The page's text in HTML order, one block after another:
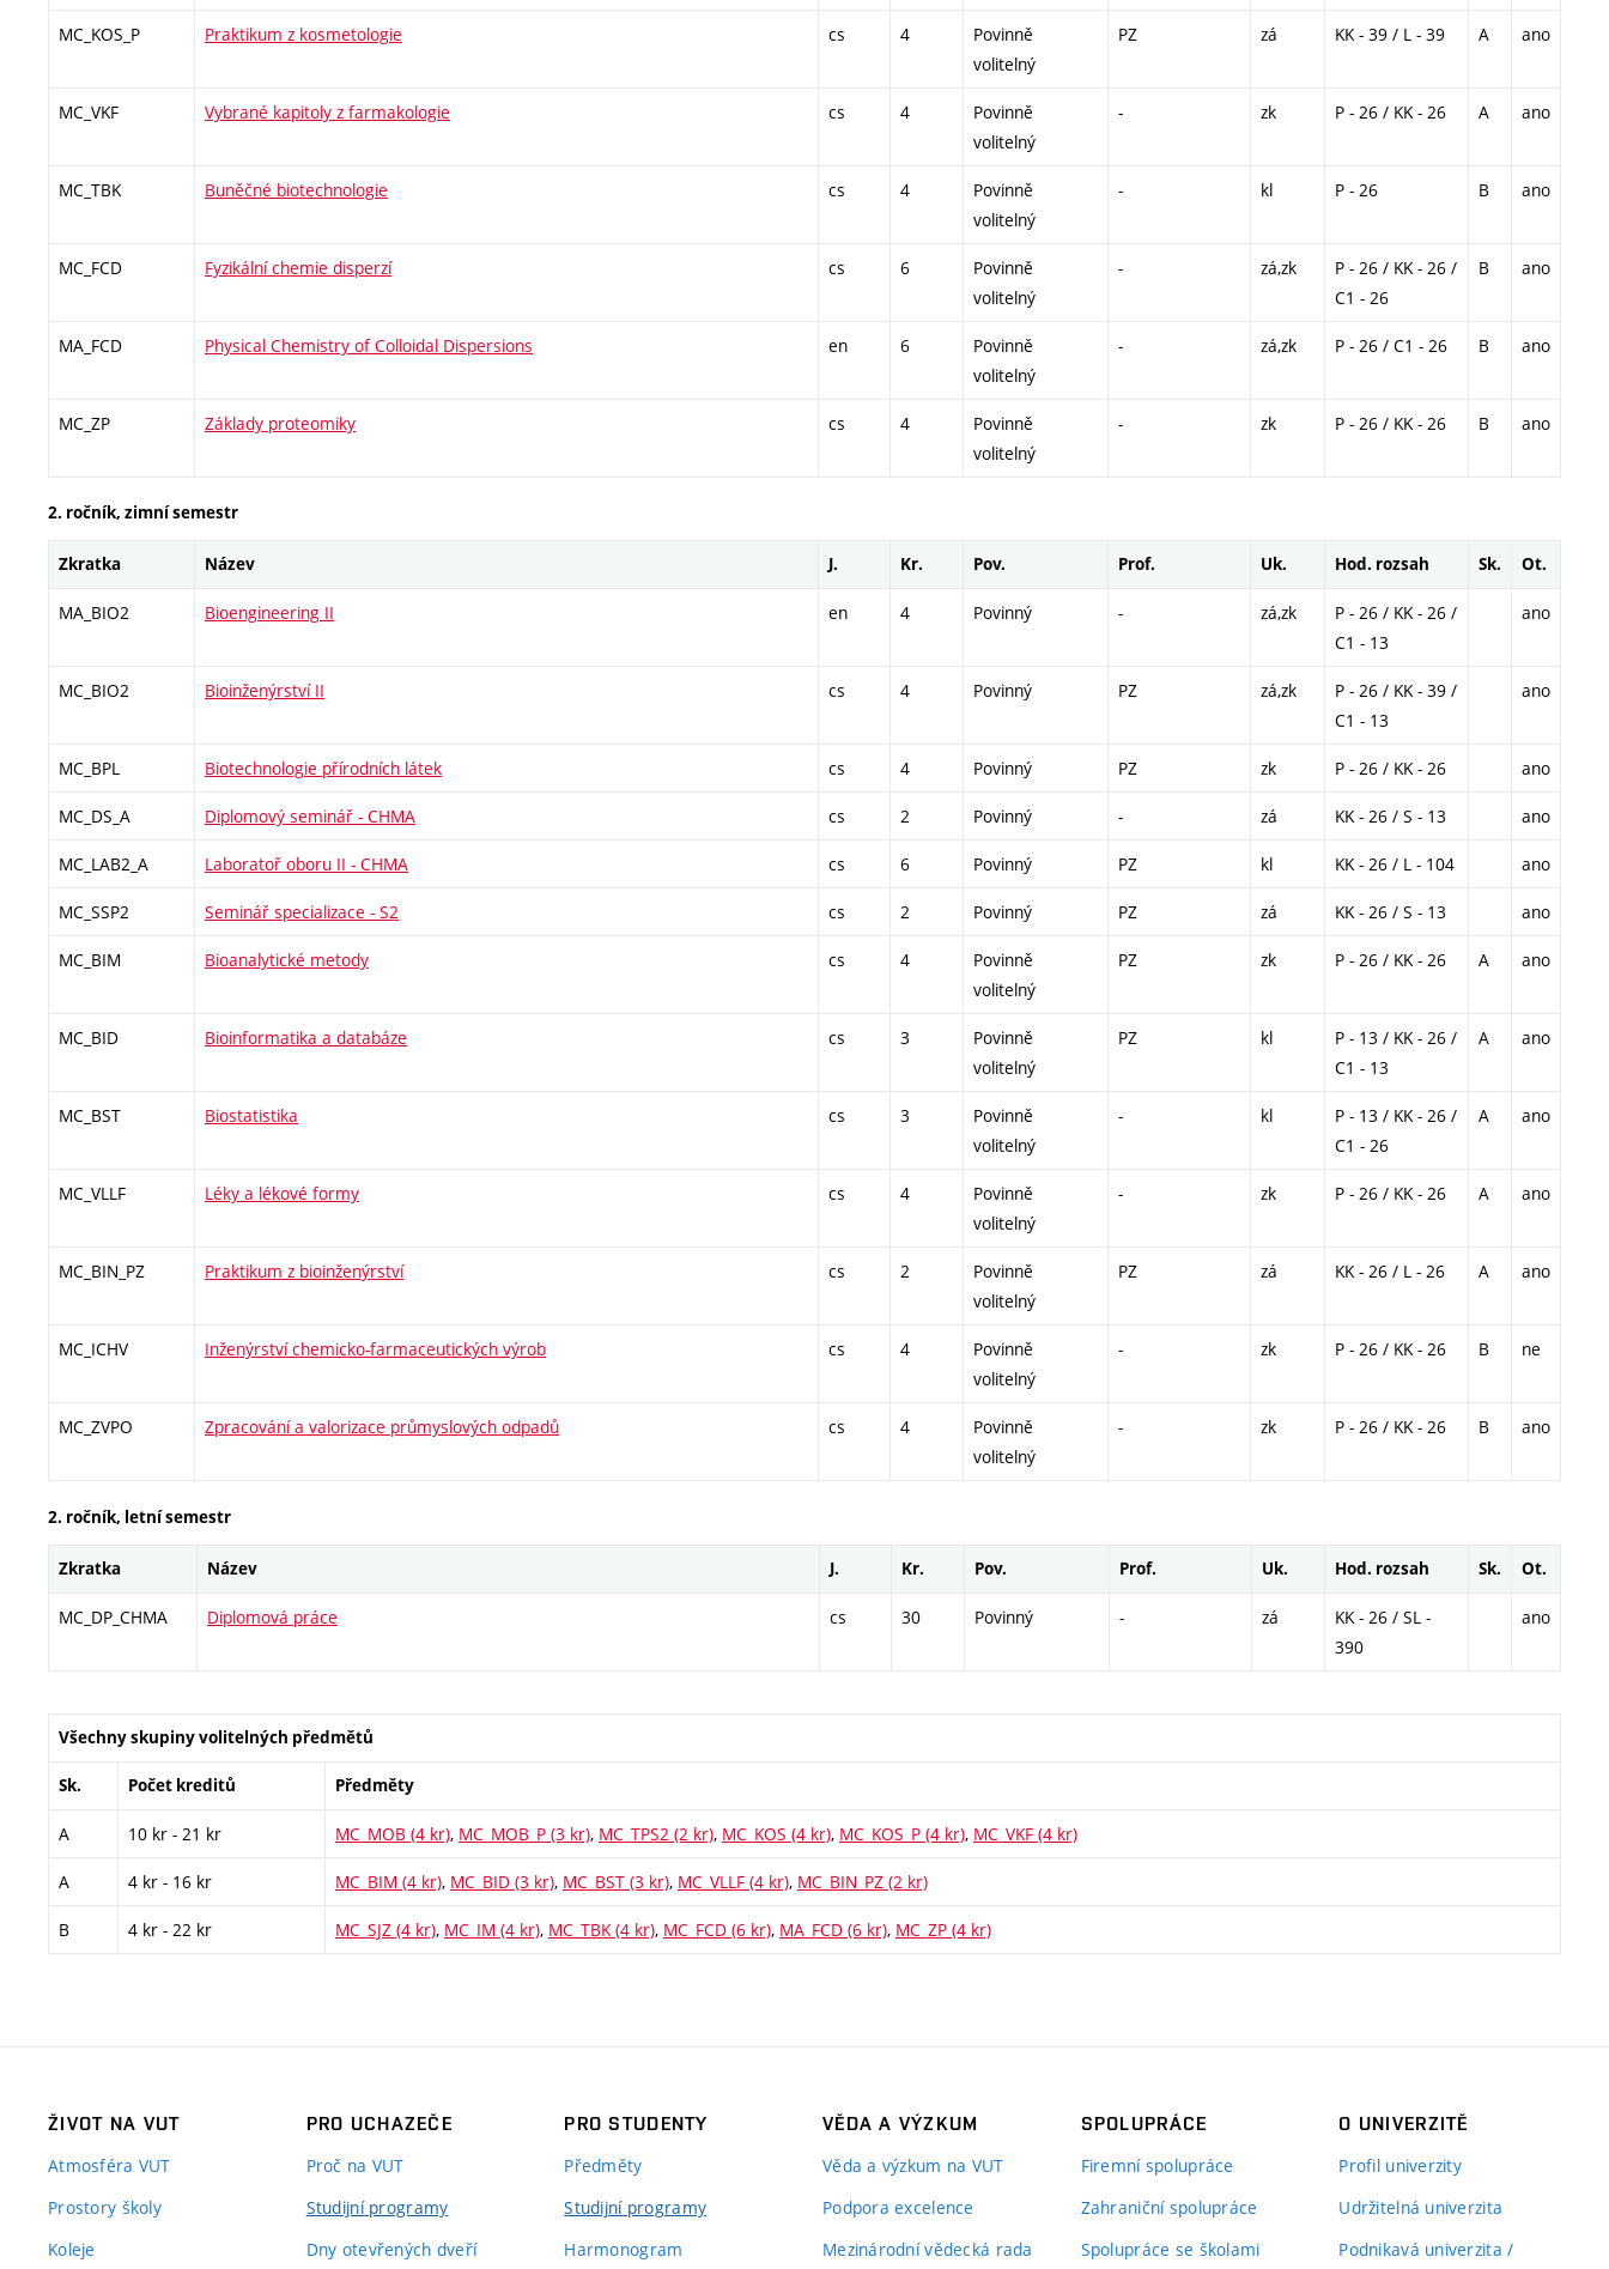
MC_KOS_P Praktikum z kosmetologie cs 4
Povinně
volitelný
PZ zá KK - 39 / L - 39 A ano
MC_VKF Vybrané kapitoly z farmakologie cs 4
Povinně
volitelný
- zk P - 26 / KK - 26 A ano
MC_TBK Buněčné biotechnologie cs 4
Povinně
volitelný
- kl P - 26 B ano
MC_FCD Fyzikální chemie disperzí cs 6
Povinně
volitelný
- zá,zk
P - 26 / KK - 26 /
C1 - 26
B ano
MA_FCD Physical Chemistry of Colloidal Dispersions en 6
Povinně
volitelný
- zá,zk P - 26 / C1 - 26 B ano
MC_ZP Základy proteomiky cs 4
Povinně
volitelný
- zk P - 26 / KK - 26 B ano
2. ročník, zimní semestr
Zkratka Název J. Kr. Pov. Prof. Uk. Hod. rozsah Sk. Ot.
MA_BIO2 Bioengineering II en 4 Povinný - zá,zk
P - 26 / KK - 26 /
C1 - 13
ano
MC_BIO2 Bioinženýrství II cs 4 Povinný PZ zá,zk
P - 26 / KK - 39 /
C1 - 13
ano
MC_BPL Biotechnologie přírodních látek cs 4 Povinný PZ zk P - 26 / KK - 26 ano
MC_DS_A Diplomový seminář - CHMA cs 2 Povinný - zá KK - 26 / S - 13 ano
MC_LAB2_A Laboratoř oboru II - CHMA cs 6 Povinný PZ kl KK - 26 / L - 104 ano
MC_SSP2 Seminář specializace - S2 cs 2 Povinný PZ zá KK - 26 / S - 13 ano
MC_BIM Bioanalytické metody cs 4
Povinně
volitelný
PZ zk P - 26 / KK - 26 A ano
MC_BID Bioinformatika a databáze cs 3
Povinně
volitelný
PZ kl
P - 13 / KK - 26 /
C1 - 13
A ano
MC_BST Biostatistika cs 3
Povinně
volitelný
- kl
P - 13 / KK - 26 /
C1 - 26
A ano
MC_VLLF Léky a lékové formy cs 4
Povinně
volitelný
- zk P - 26 / KK - 26 A ano
MC_BIN_PZ Praktikum z bioinženýrství cs 2
Povinně
volitelný
PZ zá KK - 26 / L - 26 A ano
MC_ICHV Inženýrství chemicko-farmaceutických výrob cs 4
Povinně
volitelný
- zk P - 26 / KK - 26 B ne
MC_ZVPO Zpracování a valorizace průmyslových odpadů cs 4
Povinně
volitelný
- zk P - 26 / KK - 26 B ano
2. ročník, letní semestr
Zkratka Název J. Kr. Pov. Prof. Uk. Hod. rozsah Sk. Ot.
MC_DP_CHMA Diplomová práce cs 30 Povinný - zá
KK - 26 / SL -
390
ano
Všechny skupiny volitelných předmětů
Sk. Počet kreditů Předměty
A 10 kr - 21 kr MC_MOB (4 kr), MC_MOB_P (3 kr), MC_TPS2 (2 kr), MC_KOS (4 kr), MC_KOS_P (4 kr), MC_VKF (4 kr)
A 4 kr - 16 kr MC_BIM (4 kr), MC_BID (3 kr), MC_BST (3 kr), MC_VLLF (4 kr), MC_BIN_PZ (2 kr)
B 4 kr - 22 kr MC_SJZ (4 kr), MC_IM (4 kr), MC_TBK (4 kr), MC_FCD (6 kr), MA_FCD (6 kr), MC_ZP (4 kr)
ŽIVOT NA VUT
Atmosféra VUT
Prostory školy
Koleje
PRO UCHAZEČE
Proč na VUT
Studijní programy
Dny otevřených dveří
PRO STUDENTY
Předměty
Studijní programy
Harmonogram
VĚDA A VÝZKUM
Věda a výzkum na VUT
Podpora excelence
Mezinárodní vědecká rada
SPOLUPRÁCE
Firemní spolupráce
Zahraniční spolupráce
Spolupráce se školami
O UNIVERZITĚ
Profil univerzity
Udržitelná univerzita
Podnikavá univerzita /